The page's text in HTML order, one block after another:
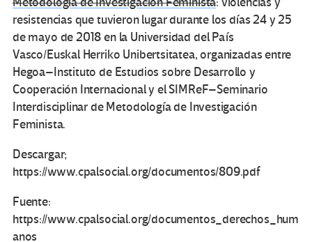
resistencias que tuvieron lugar durante los días 24 y 25
de mayo de 2018 en la Universidad del País
Vasco/Euskal Herriko Unibertsitatea, organizadas entre
Hegoa–Instituto de Estudios sobre Desarrollo y
Cooperación Internacional y el SIMReF–Seminario
Interdisciplinar de Metodología de Investigación
Feminista.
Descargar;
https://www.cpalsocial.org/documentos/809.pdf
Fuente:
https://www.cpalsocial.org/documentos_derechos_hum
anos